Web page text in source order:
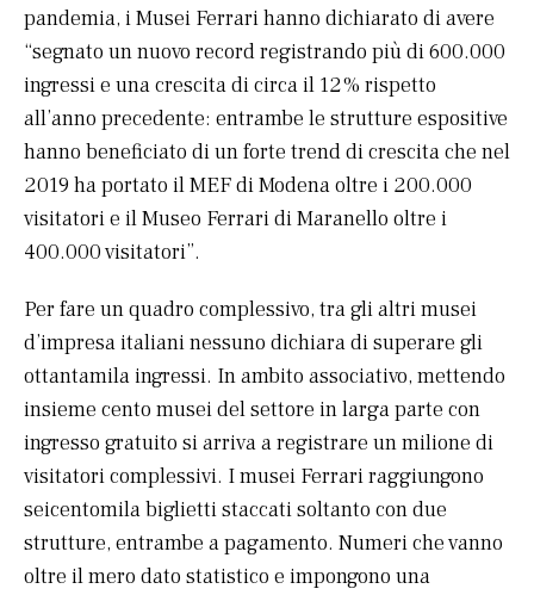
pandemia, i Musei Ferrari hanno dichiarato di avere
“segnato un nuovo record registrando più di 600.000
ingressi e una crescita di circa il 12% rispetto
all’anno precedente: entrambe le strutture espositive
hanno beneficiato di un forte trend di crescita che nel
2019 ha portato il MEF di Modena oltre i 200.000
visitatori e il Museo Ferrari di Maranello oltre i
400.000 visitatori”.
Per fare un quadro complessivo, tra gli altri musei
d’impresa italiani nessuno dichiara di superare gli
ottantamila ingressi. In ambito associativo, mettendo
insieme cento musei del settore in larga parte con
ingresso gratuito si arriva a registrare un milione di
visitatori complessivi. I musei Ferrari raggiungono
seicentomila biglietti staccati soltanto con due
strutture, entrambe a pagamento. Numeri che vanno
oltre il mero dato statistico e impongono una